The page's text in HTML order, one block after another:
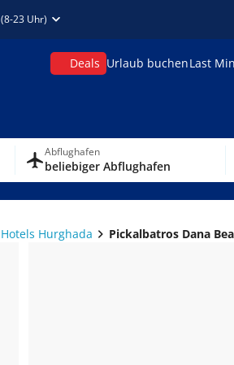
(8-23 Uhr)
Deals Urlaub buchenLast
Abflughafen
beliebiger Abflughafen
Hotels Hurghada Pickalbatros Dana